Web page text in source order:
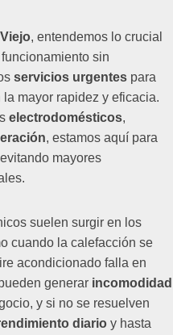
, entendemos lo crucial
sin
servicios urgentes para
mayor rapidez y eficacia.
electrodomésticos,
, estamos aquí para
mayores
suelen surgir en los
cuando la calefacción se
acondicionado falla en
generar incomodidad
y si no se resuelven
diario y hasta